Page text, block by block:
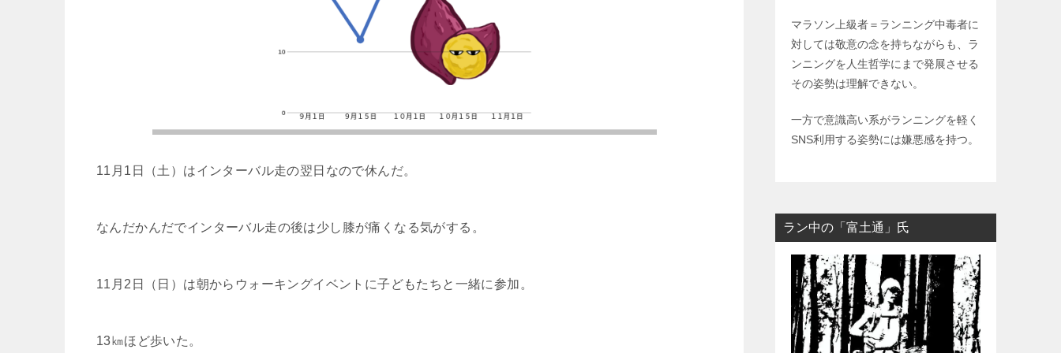
11月1日（土）はインターバル走の翌日なので休んだ。
なんだかんだでインターバル走の後は少し膝が痛くなる気がする。
11月2日（日）は朝からウォーキングイベントに子どもたちと一緒に参加。
13㎞ほど歩いた。
マラソン上級者＝ランニング中毒者に
対しては敬意の念を持ちながらも、ラ
ンニングを人生哲学にまで発展させる
その姿勢は理解できない。
一方で意識高い系がランニングを軽く
SNS利用する姿勢には嫌悪感を持つ。
ラン中の「富土通」氏